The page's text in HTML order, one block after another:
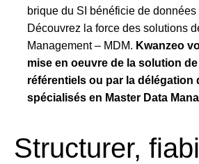
brique du SI bénéficie de données
Découvrez la force des solutions
Management – MDM. Kwanzeo
mise en oeuvre de la solution
référentiels ou par la délégation
spécialisés en Master Data
Structurer,